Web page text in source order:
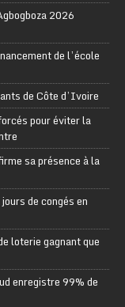
2026
de l’école
de Côte d’Ivoire
pour éviter la
sa présence à la
de congés en
loterie gagnant que
enregistre 99% de